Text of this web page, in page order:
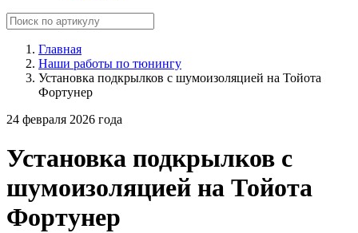
Главная
Наши работы по тюнингу
Установка подкрылков с шумоизоляцией на Тойота
Фортунер
24 февраля 2026 года
Установка подкрылков с
шумоизоляцией на Тойота
Фортунер